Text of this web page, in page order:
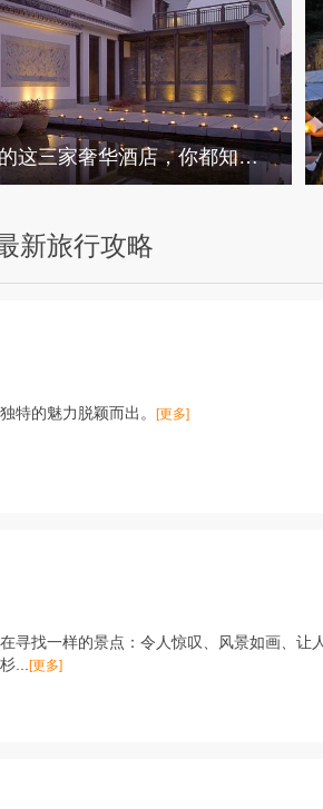
杭州西湖边上的这三家奢华酒店，你都知道吗？
新旅行攻略
特的魅力脱颖而出。 [更多]
寻找一样的景点：令人惊叹、风景如画、让
...
[更多]